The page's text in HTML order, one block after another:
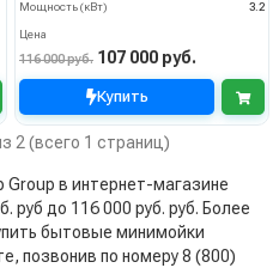
Мощность (кВт)
3.2
Цена
116 000 руб. 107 000 руб.
Купить
2 (всего 1 страниц)
в интернет-магазине
руб до 116 000 руб. руб. Более
бытовые минимойки
позвонив по номеру 8 (800)